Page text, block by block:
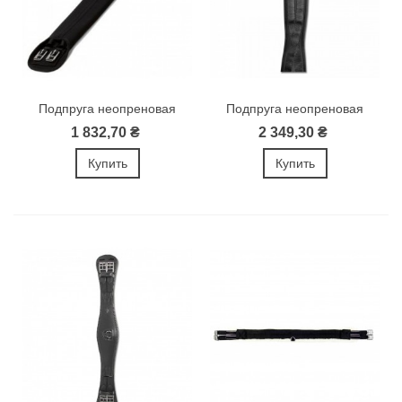
Подпруга неопреновая
1 832,70 ₴
Купить
Подпруга неопреновая
2 349,30 ₴
Купить